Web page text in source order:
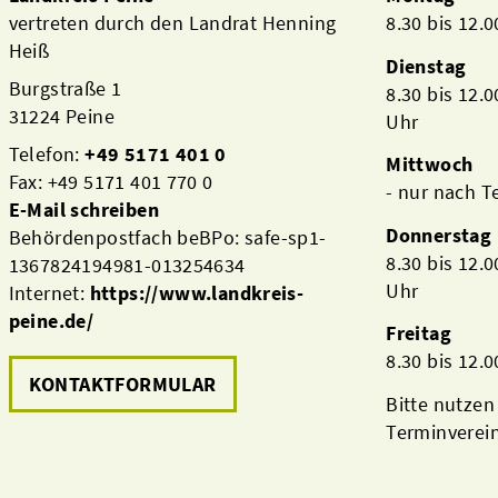
vertreten durch den Landrat Henning
Heiß
Burgstraße 1
31224 Peine
Telefon:+49 5171 401 0
Fax: +49 5171 401 770 0
E-Mail schreiben
Behördenpostfach beBPo: safe-sp1-
1367824194981-013254634
Internet: https://www.landkreis-
peine.de/
KONTAKTFORMULAR
8.30 bis
Dienstag
8.30 bis
Uhr
Mittwoch
- nur nach
Donnerstag
8.30 bis
Uhr
Freitag
8.30 bis
Bitte